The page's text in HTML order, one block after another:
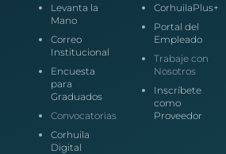
Levanta la
Mano
Correo
Institucional
Encuesta
para
Graduados
Convocatorias
Corhuila
Digital
CorhuilaPlus+
Portal del
Empleado
Trabaje con
Nosotros
Inscríbete
como
Proveedor